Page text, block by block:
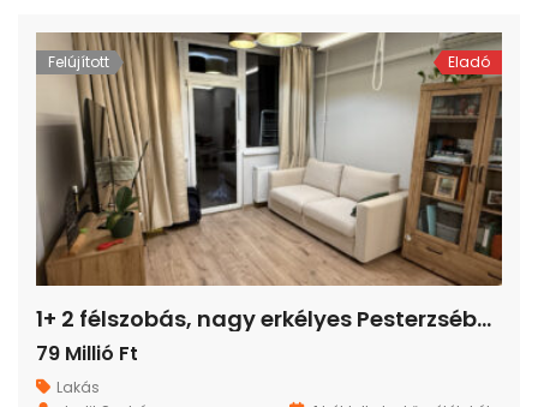
Felújított Eladó
1+ 2 félszobás, nagy erkélyes Pesterzsébeten
79 Millió Ft
Lakás